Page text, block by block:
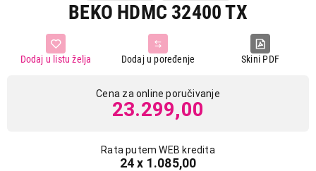
BEKO HDMC 32400 TX
Skini PDF
Dodaj u poređenje
Dodaj u listu želja
Cena za online poručivanje
23.299,00
Rata putem WEB kredita
24 x 1.085,00